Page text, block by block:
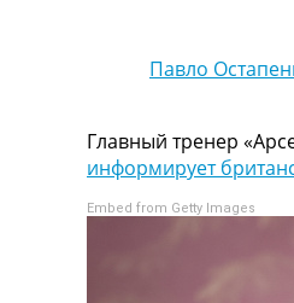
Рейтинги
Турниры
Украина.
Украина.
Лига
Павло
Главный тренер
информирует
Embed from Getty Images